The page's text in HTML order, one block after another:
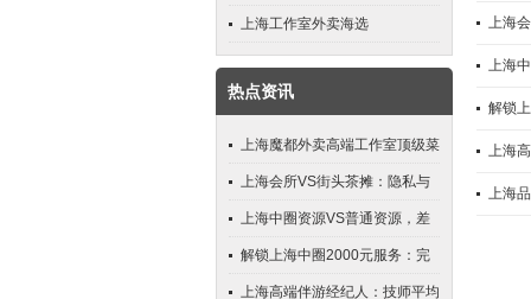
上海工作室外卖海选
热点资讯
上海魔都外卖高端工作室顶级菜
品测评_195
上海会所VS街头茶摊：隐私与
体验对比
上海中圈资源VS普通资源，差
在哪？
解锁上海中圈2000元服务：完
整选择指南
上海高端伴游经纪人：技师平均
上海
上海
解锁
上海
上海